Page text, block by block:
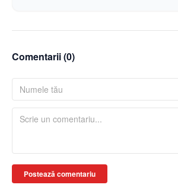
Comentarii (0)
Postează comentariu